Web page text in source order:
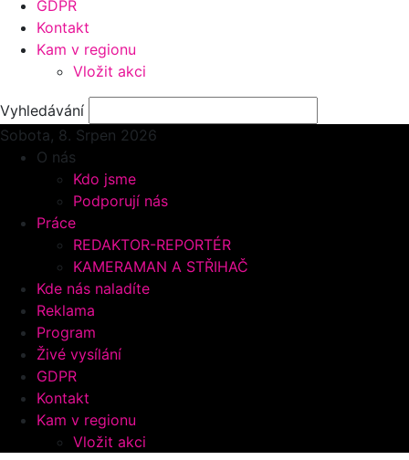
GDPR
Kontakt
Kam v regionu
Vložit akci
Vyhledávání
Sobota, 8. Srpen 2026
O nás
Kdo jsme
Podporují nás
Práce
REDAKTOR-REPORTÉR
KAMERAMAN A STŘIHAČ
Kde nás naladíte
Reklama
Program
Živé vysílání
GDPR
Kontakt
Kam v regionu
Vložit akci